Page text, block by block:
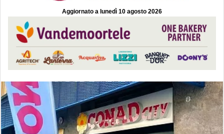
Aggiornato a lunedì 10 agosto 2026